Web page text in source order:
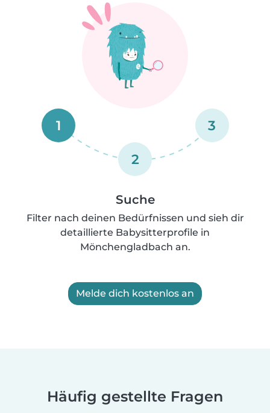
1
2
3
Suche
Filter nach deinen Bedürfnissen und sieh dir
detaillierte Babysitterprofile in
Mönchengladbach an.
Melde dich kostenlos an
Häufig gestellte Fragen